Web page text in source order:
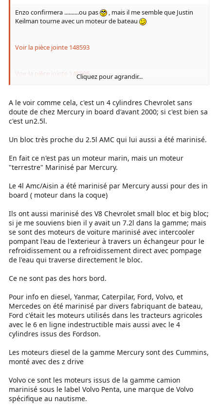
Enzo confirmera ..........ou pas
, mais il me semble que Justin
Keilman tourne avec un moteur de bateau
Voir la pièce jointe 148593
Voir la pièce jointe 148596
Voir la pièce jointe 148594
Cliquez pour agrandir...
A le voir comme cela, c'est un 4 cylindres Chevrolet sans
doute de chez Mercury in board d'avant 2000; si c'est bien sa
c'est un2.5l.
Un bloc très proche du 2.5l AMC qui lui aussi a été marinisé.
En fait ce n'est pas un moteur marin, mais un moteur
"terrestre" Marinisé par Mercury.
Le 4l Amc/Aisin a été marinisé par Mercury aussi pour des in
board ( moteur dans la coque)
Ils ont aussi marinisé des V8 Chevrolet small bloc et big bloc;
si je me souviens bien il y avait un 7.2l dans la gamme; mais
se sont des moteurs de voiture marinisé avec intercooler
pompant l'eau de l'exterieur à travers un échangeur pour le
refroidissement ou a refroidissement direct avec pompage
de l'eau qui traverse directement le bloc.
Ce ne sont pas des hors bord.
Pour info en diesel, Yanmar, Caterpilar, Ford, Volvo, et
Mercedes on été marinisé par divers fabriquant de bateau,
Ford c'était les moteurs utilisés dans les tracteurs agricoles
avec le 6 en ligne indestructible mais aussi avec le 4
cylindres issus des Fordson.
Les moteurs diesel de la gamme Mercury sont des Cummins,
monté avec des z drive
Volvo ce sont les moteurs issus de la gamme camion
marinisé sous le label Volvo Penta, une marque de Volvo
spécifique au nautisme.